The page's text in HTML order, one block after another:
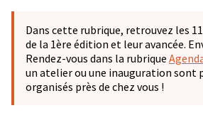
−
Dans cette rubrique, retrouvez les
de la 1ère édition et leur avancée.
Rendez-vous dans la rubrique
un atelier ou une inauguration
organisés près de chez vous !